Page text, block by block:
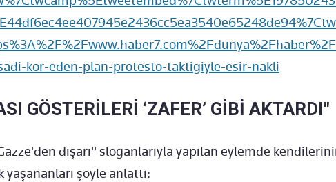
kor-eden-plan-protesto-taktigiyle-esir-nakli
GÖSTERİLERİ ‘ZAFER’ GİBİ AKTARDI"
dışarı" sloganlarıyla yapılan eylemde
yaşananları şöyle anlattı: